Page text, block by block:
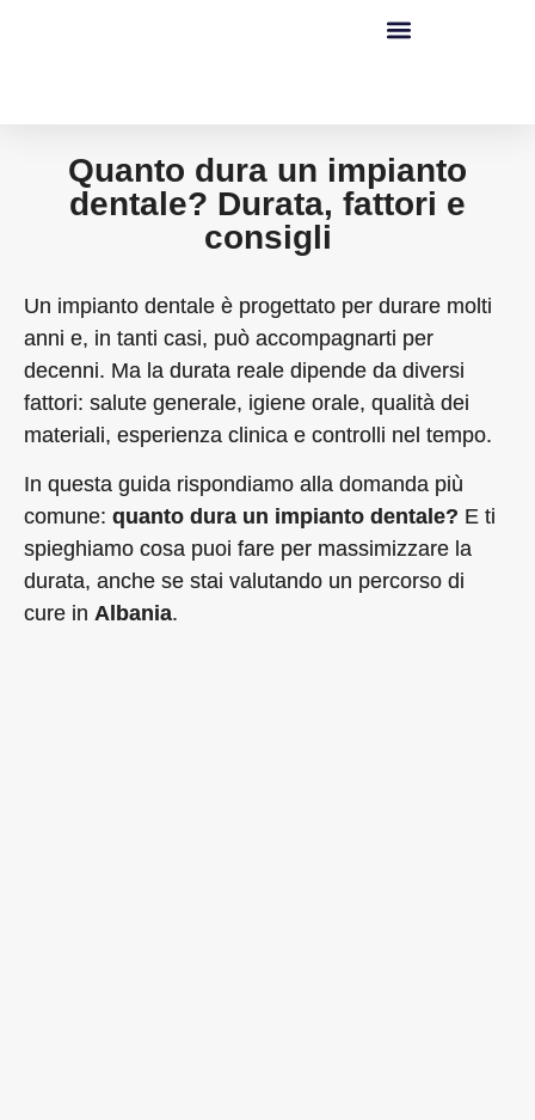
Quanto dura un impianto
dentale? Durata, fattori e
consigli
Un impianto dentale è progettato per durare molti
anni e, in tanti casi, può accompagnarti per
decenni. Ma la durata reale dipende da diversi
fattori: salute generale, igiene orale, qualità dei
materiali, esperienza clinica e controlli nel tempo.
In questa guida rispondiamo alla domanda più
comune: quanto dura un impianto dentale? E ti
spieghiamo cosa puoi fare per massimizzare la
durata, anche se stai valutando un percorso di
cure in Albania.